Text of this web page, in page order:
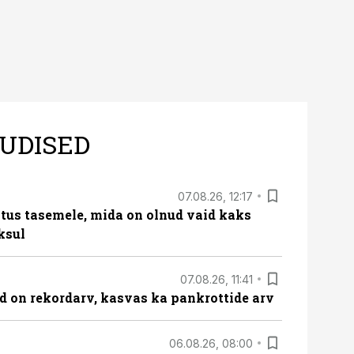
07.08.26, 12:17
tasemele, mida on olnud vaid kaks
07.08.26, 11:41
on rekordarv, kasvas ka pankrottide arv
06.08.26, 08:00